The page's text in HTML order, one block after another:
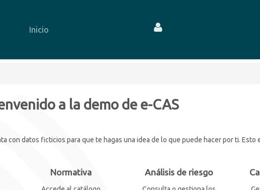
Inicio
a la demo de e-CAS
con datos ficticios para que te hagas una idea de lo que puede hacer por ti. Esto
Normativa Análisis de riesgo